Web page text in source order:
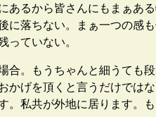
あるから皆さんにもまぁあ
に落ちない。まぁ一つの感
っていない。
合。もうちゃんと細うても
かげを頂くと言うだけでは
。私共が外地に居ります。